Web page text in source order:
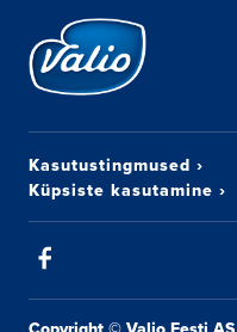
Kasutustingmused ›
Küpsiste kasutamine ›